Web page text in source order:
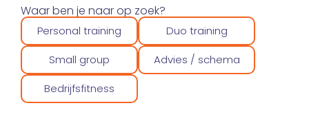
Waar ben je naar op zoek?
Personal training
Duo training
Small group
Advies / schema
Bedrijfsfitness